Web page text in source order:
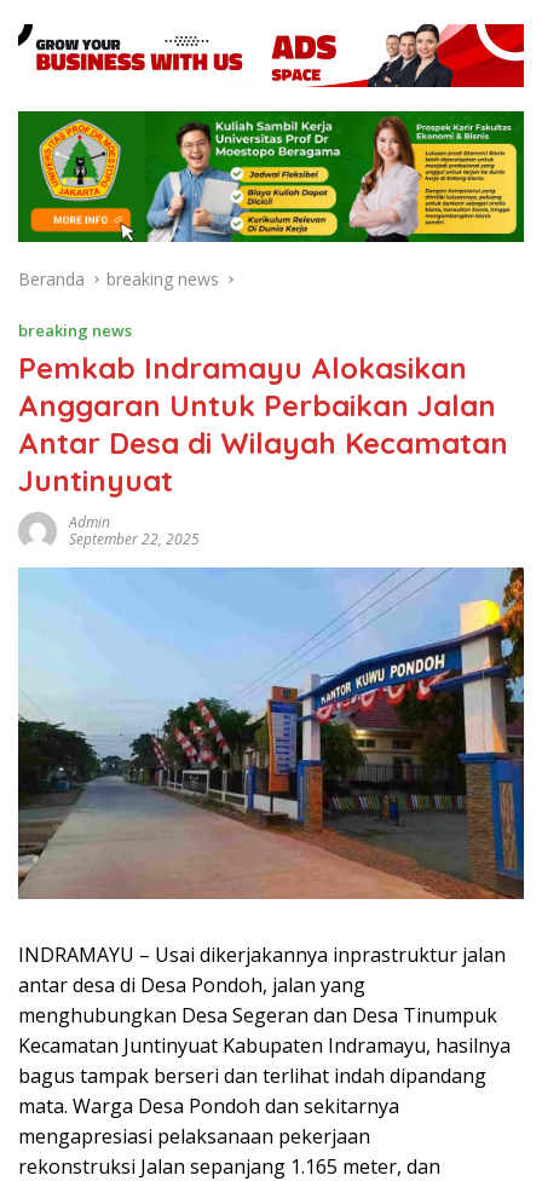
Beranda breaking news
breaking news
Pemkab Indramayu Alokasikan
Anggaran Untuk Perbaikan Jalan
Antar Desa di Wilayah Kecamatan
Juntinyuat
Admin
September 22, 2025
INDRAMAYU – Usai dikerjakannya inprastruktur jalan
antar desa di Desa Pondoh, jalan yang
menghubungkan Desa Segeran dan Desa Tinumpuk
Kecamatan Juntinyuat Kabupaten Indramayu, hasilnya
bagus tampak berseri dan terlihat indah dipandang
mata. Warga Desa Pondoh dan sekitarnya
mengapresiasi pelaksanaan pekerjaan
rekonstruksi Jalan sepanjang 1.165 meter, dan